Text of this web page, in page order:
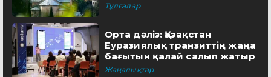
Тұлғалар
Орта дәліз: Қазақстан
Еуразиялық транзиттің жаңа
бағытын қалай салып жатыр
Жаңалықтар